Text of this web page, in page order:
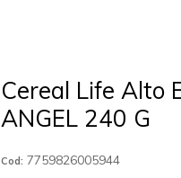
Cereal Life Alto
ANGEL 240 G
Cod: 7759826005944